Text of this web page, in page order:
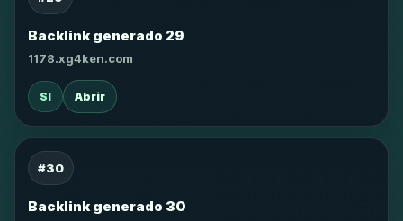
Backlink generado 29
1178.xg4ken.com
SI Abrir
#30
Backlink generado 30